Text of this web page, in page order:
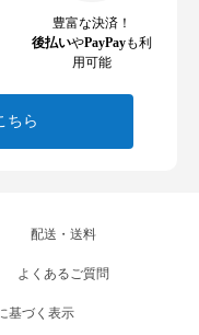
豊富な決済！
後払いやPayPayも利
用可能
ちら
配送・送料
よくあるご質問
基づく表示